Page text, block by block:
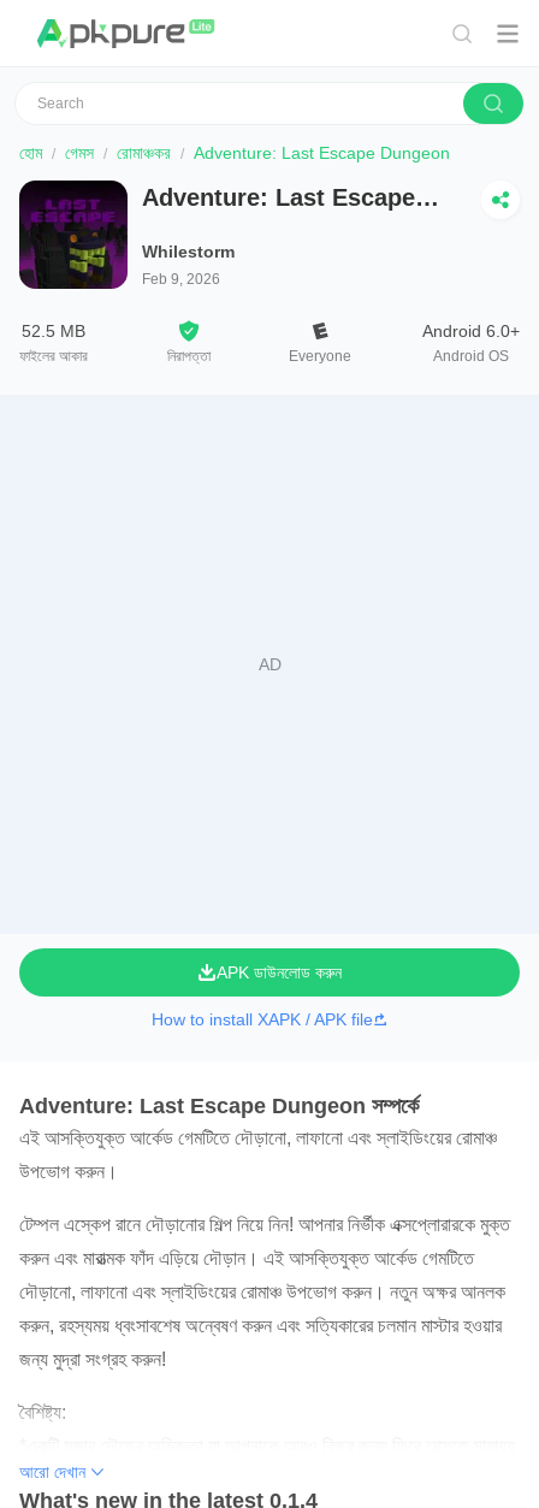
হোম গেমস রোমাঞ্চকর Adventure: Last Escape Dungeon
Adventure: Last Escape
Whilestorm
Feb 9, 2026
52.5 MB
ফাইলের আকার নিরাপত্তা Everyone
Android 6.0+
Android OS
APK ডাউনলোড করুন
How to install XAPK / APK file
Adventure: Last Escape Dungeon সম্পর্কে
এই আসক্তিযুক্ত আর্কেড গেমটিতে দৌড়ানো, লাফানো এবং স্লাইডিংয়ের রোমাঞ্চ
উপভোগ করুন।
টেম্পল এস্কেপ রানে দৌড়ানোর শিল্প নিয়ে নিন! আপনার নির্ভীক এক্সপ্লোরারকে মুক্ত
করুন এবং মারাত্মক ফাঁদ এড়িয়ে দৌড়ান। এই আসক্তিযুক্ত আর্কেড গেমটিতে
দৌড়ানো, লাফানো এবং স্লাইডিংয়ের রোমাঞ্চ উপভোগ করুন। নতুন অক্ষর আনলক
করুন, রহস্যময় ধ্বংসাবশেষ অন্বেষণ করুন এবং সত্যিকারের চলমান মাস্টার হওয়ার
জন্য মুদ্রা সংগ্রহ করুন!
বৈশিষ্ট্য:
করবে।
আরো দেখান
What's new in the latest 0.1.4